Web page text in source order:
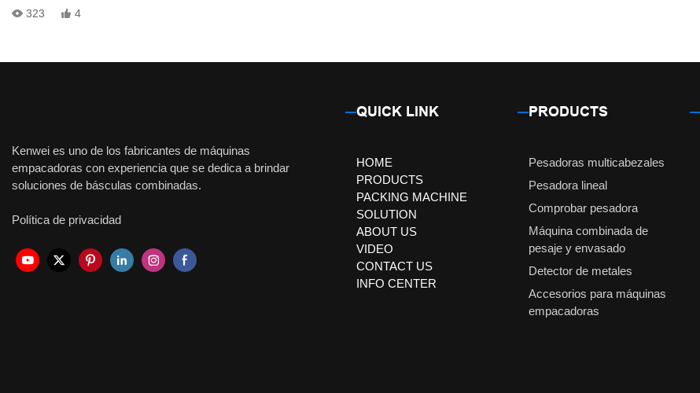
eficiente.
323
4
Kenwei es uno de los fabricantes de máquinas
empacadoras con experiencia que se dedica a brindar
soluciones de básculas combinadas.
Política de privacidad
QUICK LINK
HOME
PRODUCTS
PACKING MACHINE
SOLUTION
ABOUT US
VIDEO
CONTACT US
INFO CENTER
PRODUCTS
Pesadoras multicabezales
Pesadora lineal
Comprobar pesadora
Máquina combinada de
pesaje y envasado
Detector de metales
Accesorios para máquinas
empacadoras